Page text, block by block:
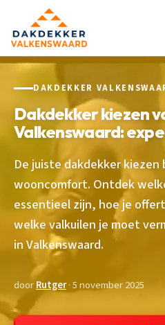
DAKDEKKER
Dakdekker kiezen
Valkenswaard:
De juiste dakdekker kiezen
wooncomfort. Ontdek
essentieel zijn, hoe je
welke valkuilen je moet
in Valkenswaard.
doorRutger· 5 november 2025